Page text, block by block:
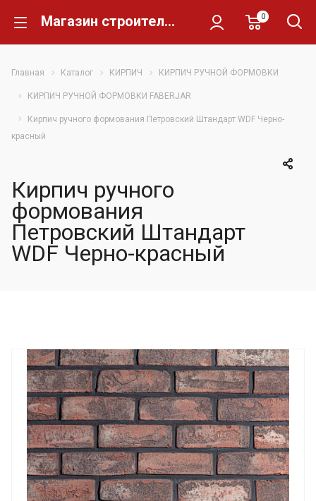
Магазин строительных материалов Склад Кирпича 0
Главная Каталог КИРПИЧ КИРПИЧ РУЧНОЙ ФОРМОВКИ
КИРПИЧ РУЧНОЙ ФОРМОВКИ FABERJAR
Кирпич ручного формования Петровский Штандарт WDF Черно-
красный
Кирпич ручного
формования
Петровский Штандарт
WDF Черно-красный